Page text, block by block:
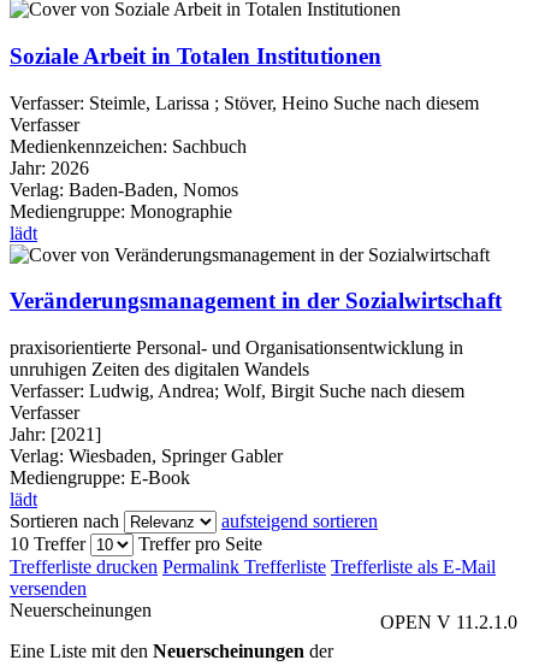
Soziale Arbeit in Totalen Institutionen
Verfasser: Steimle, Larissa ; Stöver, Heino Suche nach diesem
Verfasser
Medienkennzeichen: Sachbuch
Jahr: 2026
Verlag: Baden-Baden, Nomos
Mediengruppe: Monographie
lädt
Veränderungsmanagement in der Sozialwirtschaft
praxisorientierte Personal- und Organisationsentwicklung in
unruhigen Zeiten des digitalen Wandels
Verfasser: Ludwig, Andrea; Wolf, Birgit Suche nach diesem
Verfasser
Jahr: [2021]
Verlag: Wiesbaden, Springer Gabler
Mediengruppe: E-Book
lädt
Sortieren nach
aufsteigend sortieren
10 Treffer
Treffer pro Seite
Trefferliste drucken Permalink Trefferliste Trefferliste als E-Mail
versenden
OPEN V 11.2.1.0
Neuerscheinungen
Eine Liste mit den Neuerscheinungen der